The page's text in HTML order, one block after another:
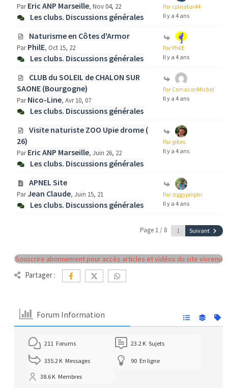
Par Eric ANP Marseille, Nov 04, 22
Les clubs. Discussions générales
Par cplnatur44
Il y a 4 ans
Naturisme en Côtes d'Armor
Par PhilE, Oct 15, 22
Les clubs. Discussions générales
Par PhilE
Il y a 4 ans
CLUB du SOLEIL de CHALON SUR
SAONE (Bourgogne)
Par Nico-Line, Avr 10, 07
Les clubs. Discussions générales
Par CsmaconMichel
Il y a 4 ans
Visite naturiste ZOO Upie drome (
26)
Par Eric ANP Marseille, Juin 26, 22
Les clubs. Discussions générales
Par gilles
Il y a 4 ans
APNEL Site
ParJean Claude, Juin 15, 21
Les clubs. Discussions générales
Par ziggypinpin
Il y a 4 ans
Page 1 / 8 Suivant
Souscrire abonnement pour accès articles et vidéos du site vivrenu
Partager :
Forum Information
211 Forums 23.2 K Sujets
335.2 K Messages 90 En ligne
38.6 K Membres